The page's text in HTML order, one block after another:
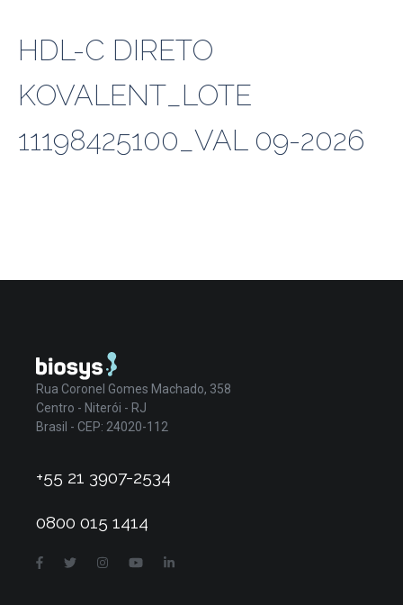
HDL-C DIRETO
KOVALENT_LOTE
11198425100_VAL 09-2026
Rua Coronel Gomes Machado, 358
Centro - Niterói - RJ
Brasil - CEP: 24020-112
+55 21 3907-2534
0800 015 1414